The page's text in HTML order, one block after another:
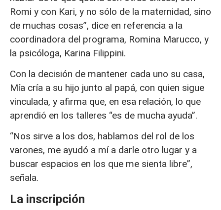
Romi y con Kari, y no sólo de la maternidad, sino
de muchas cosas”, dice en referencia a la
coordinadora del programa, Romina Marucco, y
la psicóloga, Karina Filippini.
Con la decisión de mantener cada uno su casa,
Mía cría a su hijo junto al papá, con quien sigue
vinculada, y afirma que, en esa relación, lo que
aprendió en los talleres “es de mucha ayuda”.
“Nos sirve a los dos, hablamos del rol de los
varones, me ayudó a mí a darle otro lugar y a
buscar espacios en los que me sienta libre”,
señala.
La inscripción